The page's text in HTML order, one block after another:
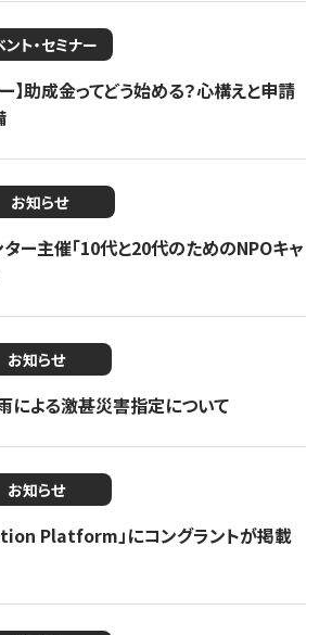
ント・セミナー
】助成金ってどう始める？心構えと申請
お知らせ
ー主催「10代と20代のためのNPOキャ
お知らせ
による激甚災害指定について
お知らせ
Platform」にコングラントが掲載